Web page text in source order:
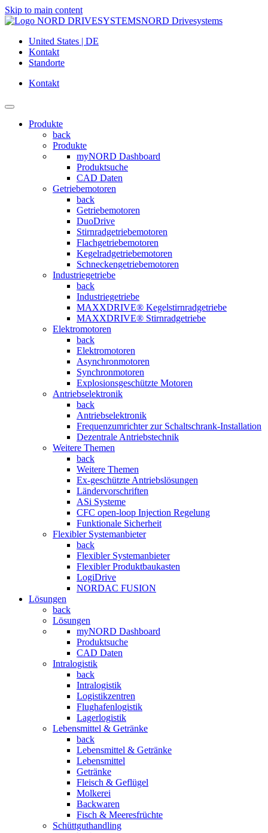
Skip to main content
NORD Drivesystems
United States | DE
Kontakt
Standorte
Kontakt
Produkte
back
Produkte
myNORD Dashboard
Produktsuche
CAD Daten
Getriebemotoren
back
Getriebemotoren
DuoDrive
Stirnradgetriebemotoren
Flachgetriebemotoren
Kegelradgetriebemotoren
Schneckengetriebemotoren
Industriegetriebe
back
Industriegetriebe
MAXXDRIVE® Kegelstirnradgetriebe
MAXXDRIVE® Stirnradgetriebe
Elektromotoren
back
Elektromotoren
Asynchronmotoren
Synchronmotoren
Explosionsgeschützte Motoren
Antriebselektronik
back
Antriebselektronik
Frequenzumrichter zur Schaltschrank-Installation
Dezentrale Antriebstechnik
Weitere Themen
back
Weitere Themen
Ex-geschützte Antriebslösungen
Ländervorschriften
ASi Systeme
CFC open-loop Injection Regelung
Funktionale Sicherheit
Flexibler Systemanbieter
back
Flexibler Systemanbieter
Flexibler Produktbaukasten
LogiDrive
NORDAC FUSION
Lösungen
back
Lösungen
myNORD Dashboard
Produktsuche
CAD Daten
Intralogistik
back
Intralogistik
Logistikzentren
Flughafenlogistik
Lagerlogistik
Lebensmittel & Getränke
back
Lebensmittel & Getränke
Lebensmittel
Getränke
Fleisch & Geflügel
Molkerei
Backwaren
Fisch & Meeresfrüchte
Schüttguthandling